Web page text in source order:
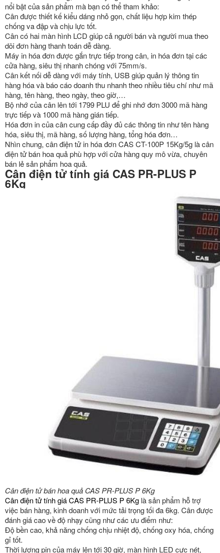
nổi bật của sản phẩm mà bạn có thể tham khảo:
Cân được thiết kế kiểu dáng nhỏ gọn, chất liệu hợp kim thép
chống va đập và chịu lực tốt.
Cân có hai màn hình LCD giúp cả người bán và người mua theo
dõi đơn hàng thanh toán dễ dàng.
Máy in hóa đơn được gắn trực tiếp trong cân, in hóa đơn tại các
cửa hàng, siêu thị nhanh chóng với 75mm/s.
Cân kết nối dễ dàng với máy tính, USB giúp quản lý thông tin
hàng hóa và báo cáo doanh thu nhanh theo nhiều tiêu chí như mã
hàng, tên hàng, theo ngày, theo giờ,…
Bộ nhớ của cân lên tới 1799 PLU để ghi nhớ đơn 3000 mã hàng
trực tiếp và 1000 mã hàng gián tiếp.
Hóa đơn in của cân cung cấp đầy đủ các thông tin như tên hàng
hóa, siêu thị, mã hàng, số lượng hàng, tổng hóa đơn…
Nhìn chung, cân điện tử in hóa đơn CAS CT-100P 15Kg/5g là cân
điện tử bán hoa quả phù hợp với cửa hàng quy mô vừa, chuyên
bán lẻ sản phẩm hoa quả.
Cân điện tử tính giá CAS PR-PLUS P
6Kg
Cân điện tử bán hoa quả CAS PR-PLUS P 6Kg
Cân điện tử tính giá CAS PR-PLUS P 6Kg là sản phẩm hỗ trợ
việc bán hàng, kinh doanh với mức tải trọng tối đa 6kg. Cân được
đánh giá cao về độ nhạy cũng như các ưu điểm như:
Độ bền cao, khả năng chống chịu nhiệt độ, chống oxy hóa, chống
gỉ tốt.
Thời lượng pin của máy lên tới 30 giờ, màn hình LED cực nét,